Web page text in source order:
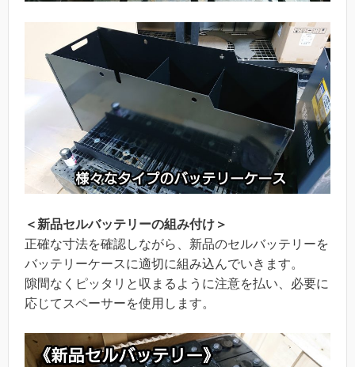
＜新品セルバッテリーの組み付け＞
正確な寸法を確認しながら、新品のセルバッテリーを
バッテリーケースに適切に組み込んでいきます。
隙間なくピッタリと収まるように注意を払い、必要に
応じてスペーサーを使用します。